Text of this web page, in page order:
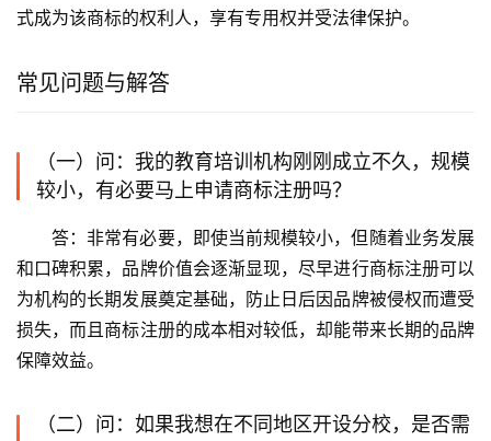
式成为该商标的权利人，享有专用权并受法律保护。
常见问题与解答
（一）问：我的教育培训机构刚刚成立不久，规模
较小，有必要马上申请商标注册吗？
答：非常有必要，即使当前规模较小，但随着业务发展
和口碑积累，品牌价值会逐渐显现，尽早进行商标注册可以
为机构的长期发展奠定基础，防止日后因品牌被侵权而遭受
损失，而且商标注册的成本相对较低，却能带来长期的品牌
保障效益。
（二）问：如果我想在不同地区开设分校，是否需